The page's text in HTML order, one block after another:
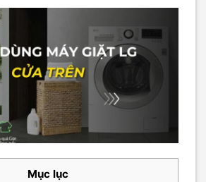
Mục lục